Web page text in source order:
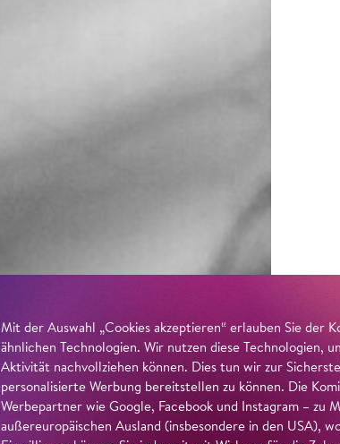
Mit der Auswahl „Cookies akzeptieren“ erlauben Sie der
ähnlichen Technologien. Wir nutzen diese Technologien,
Aktivität nachvollziehen können. Dies tun wir zur
personalisierte Werbung bereitstellen zu können. Die
Werbepartner wie Google, Facebook und Instagram – zu
außereuropäischen Ausland (insbesondere in den USA),